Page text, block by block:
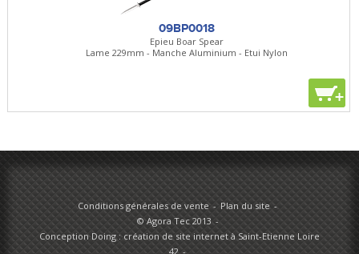
09BP0018
Epieu Boar Spear
Lame 229mm - Manche Aluminium - Etui Nylon
+
Conditions générales de vente
Plan du site
© Agora Tec 2013
Conception Doing : création de site internet à Saint-Etienne Loire
42